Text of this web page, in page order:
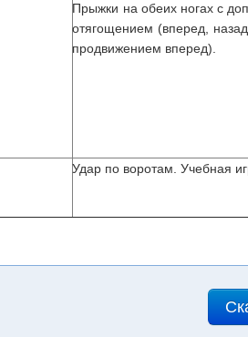
Прыжки на обеих ногах с
отягощением (вперед,
продвижением вперед).
Удар по воротам. Учебная